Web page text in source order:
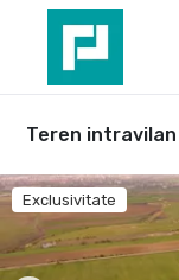
Teren intravilan
Exclusivitate